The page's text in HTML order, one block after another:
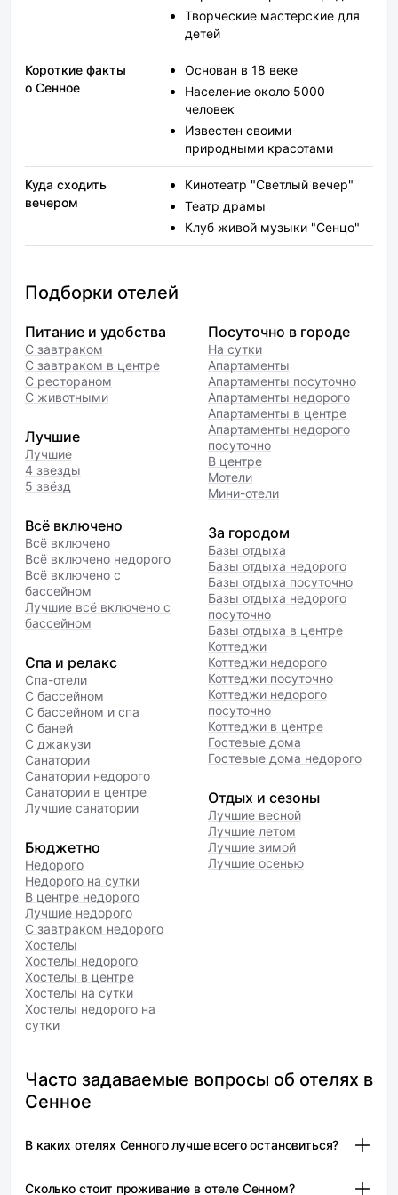
Творческие мастерские для
детей
Короткие факты
о Сенное
Основан в 18 веке
Население около 5000
человек
Известен своими
природными красотами
Куда сходить
вечером
Кинотеатр "Светлый вечер"
Театр драмы
Клуб живой музыки "Сенцо"
Подборки отелей
Питание и удобства
С завтраком
С завтраком в центре
С рестораном
С животными
Лучшие
Лучшие
4 звезды
5 звёзд
Всё включено
Всё включено
Всё включено недорого
Всё включено с
бассейном
Лучшие всё включено с
бассейном
Спа и релакс
Спа-отели
С бассейном
С бассейном и спа
С баней
С джакузи
Санатории
Санатории недорого
Санатории в центре
Лучшие санатории
Бюджетно
Недорого
Недорого на сутки
В центре недорого
Лучшие недорого
С завтраком недорого
Хостелы
Хостелы недорого
Хостелы в центре
Хостелы на сутки
Хостелы недорого на
сутки
Посуточно в городе
На сутки
Апартаменты
Апартаменты посуточно
Апартаменты недорого
Апартаменты в центре
Апартаменты недорого
посуточно
В центре
Мотели
Мини-отели
За городом
Базы отдыха
Базы отдыха недорого
Базы отдыха посуточно
Базы отдыха недорого
посуточно
Базы отдыха в центре
Коттеджи
Коттеджи недорого
Коттеджи посуточно
Коттеджи недорого
посуточно
Коттеджи в центре
Гостевые дома
Гостевые дома недорого
Отдых и сезоны
Лучшие весной
Лучшие летом
Лучшие зимой
Лучшие осенью
Часто задаваемые вопросы об отелях в
Сенное
В каких отелях Сенного лучше всего остановиться?
Сколько стоит проживание в отеле Сенном?